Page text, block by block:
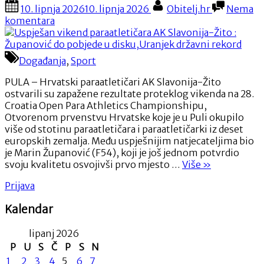
pobjednik
‘Igre
chefova’!”
Posted
on
10. lipnja 202610. lipnja 2026 By
Obitelj.hr
Nema
komentara
Uspješan
vikend
paraatletičara
AK
Slavonija-
Žito
:
Županović
do
pobjede
u
disku,Uranjek
Događanja, Sport
PULA – Hrvatski paraatletičari AK Slavonija-Žito
ostvarili su zapažene rezultate proteklog vikenda na 28.
Croatia Open Para Athletics Championshipu,
Otvorenom prvenstvu Hrvatske koje je u Puli okupilo
više od stotinu paraatletičara i paraatletičarki iz deset
europskih zemalja. Među uspješnijim natjecateljima bio
je Marin Županović (F54), koji je još jednom potvrdio
svoju kvalitetu osvojivši prvo mjesto … Više “Uspješan
»
Prijava
Kalendar
lipanj 2026
P
U S Č P S
N
1
2 3 4 5 6
7